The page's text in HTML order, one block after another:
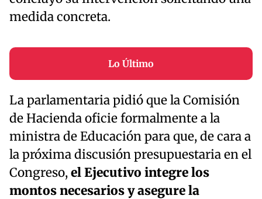
medida concreta.
Lo Último
La parlamentaria pidió que la Comisión
de Hacienda oficie formalmente a la
ministra de Educación para que, de cara a
la próxima discusión presupuestaria en el
Congreso,el Ejecutivo integre los
montos necesarios y asegure la